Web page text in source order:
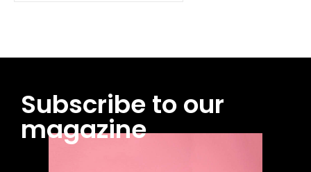
Subscribe to our
magazine